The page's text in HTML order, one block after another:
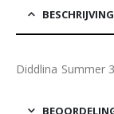
BESCHRIJVING
Diddlina Summer